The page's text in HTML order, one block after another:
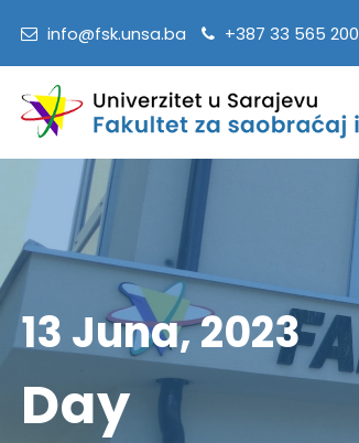
info@fsk.unsa.ba +387 33 565 200
13 Juna, 2023
Day